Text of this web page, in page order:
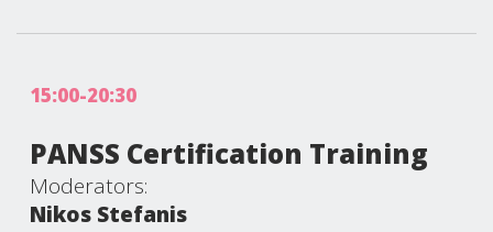
15:00-20:30
PANSS Certification Training
Moderators:
Nikos Stefanis